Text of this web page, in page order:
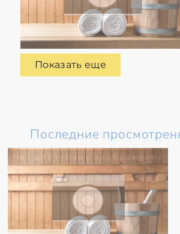
Показать еще
Последние